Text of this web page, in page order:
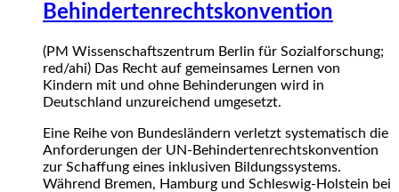
Behindertenrechtskonvention
(PM Wissenschaftszentrum Berlin für Sozialforschung;
red/ahi) Das Recht auf gemeinsames Lernen von
Kindern mit und ohne Behinderungen wird in
Deutschland unzureichend umgesetzt.
Eine Reihe von Bundesländern verletzt systematisch die
Anforderungen der UN-Behindertenrechtskonvention
zur Schaffung eines inklusiven Bildungssystems.
Während Bremen, Hamburg und Schleswig-Holstein bei